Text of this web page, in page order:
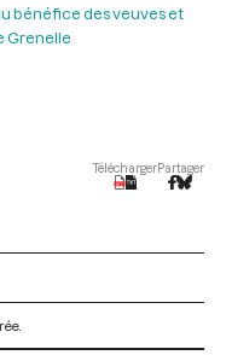
bénéfice des veuves et
Grenelle
TéléchargerPartager